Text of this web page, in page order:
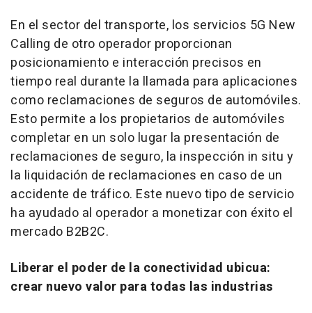
En el sector del transporte, los servicios 5G New
Calling de otro operador proporcionan
posicionamiento e interacción precisos en
tiempo real durante la llamada para aplicaciones
como reclamaciones de seguros de automóviles.
Esto permite a los propietarios de automóviles
completar en un solo lugar la presentación de
reclamaciones de seguro, la inspección in situ y
la liquidación de reclamaciones en caso de un
accidente de tráfico. Este nuevo tipo de servicio
ha ayudado al operador a monetizar con éxito el
mercado B2B2C.
Liberar el poder de la conectividad ubicua:
crear nuevo valor para todas las industrias